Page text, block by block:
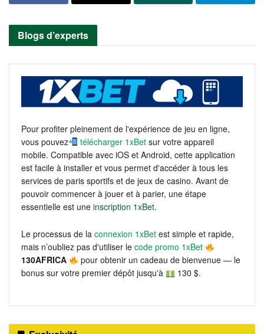
Blogs d’experts
Pour profiter pleinement de l'expérience de jeu en ligne,
vous pouvez
télécharger 1xBet sur votre appareil
mobile. Compatible avec iOS et Android, cette application
est facile à installer et vous permet d'accéder à tous les
services de paris sportifs et de jeux de casino. Avant de
pouvoir commencer à jouer et à parier, une étape
essentielle est une inscription 1xBet.
Le processus de la connexion 1xBet est simple et rapide,
mais n’oubliez pas d'utiliser le code promo 1xBet
130AFRICA
pour obtenir un cadeau de bienvenue — le
bonus sur votre premier dépôt jusqu'à
130 $.